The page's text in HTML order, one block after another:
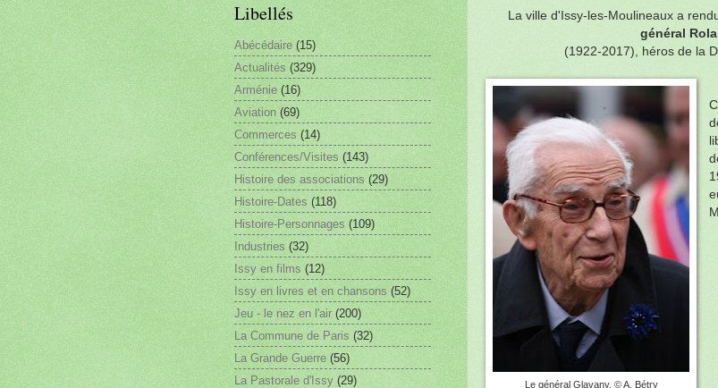
La ville d'Issy-les-Moulineaux a
général
(1922-2017), héros de la
Le général Glavany. © A. Bétry
Libellés
Abécédaire (15)
Actualités (329)
Arménie (16)
Aviation (69)
Commerces (14)
Conférences/Visites (143)
Histoire des associations (29)
Histoire-Dates (118)
Histoire-Personnages (109)
Industries (32)
Issy en films (12)
Issy en livres et en chansons (52)
Jeu - le nez en l'air (200)
La Commune de Paris (32)
La Grande Guerre (56)
La Pastorale d'Issy (29)